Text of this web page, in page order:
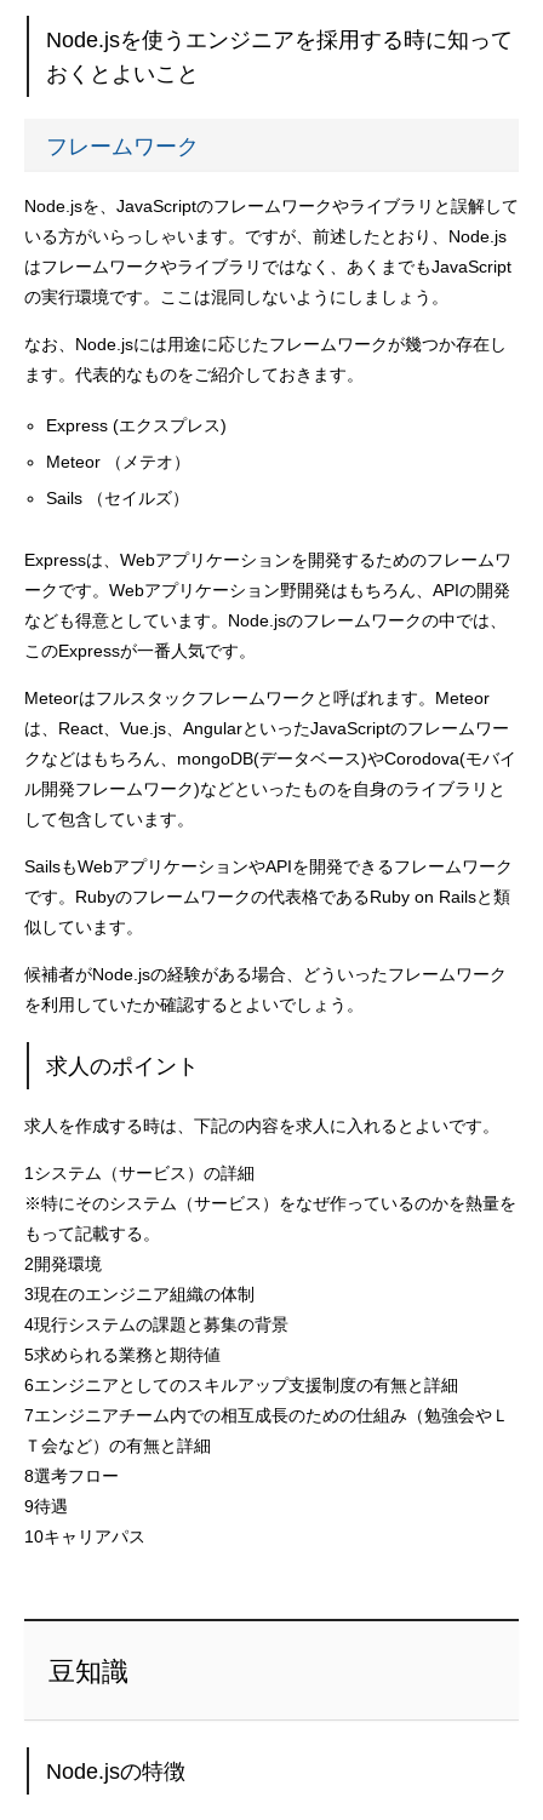
Node.jsを使うエンジニアを採用する時に知って
おくとよいこと
フレームワーク
Node.jsを、JavaScriptのフレームワークやライブラリと誤解して
いる方がいらっしゃいます。ですが、前述したとおり、Node.js
はフレームワークやライブラリではなく、あくまでもJavaScript
の実行環境です。ここは混同しないようにしましょう。
なお、Node.jsには用途に応じたフレームワークが幾つか存在し
ます。代表的なものをご紹介しておきます。
Express (エクスプレス)
Meteor （メテオ）
Sails （セイルズ）
Expressは、Webアプリケーションを開発するためのフレームワ
ークです。Webアプリケーション野開発はもちろん、APIの開発
なども得意としています。Node.jsのフレームワークの中では、
このExpressが一番人気です。
Meteorはフルスタックフレームワークと呼ばれます。Meteor
は、React、Vue.js、AngularといったJavaScriptのフレームワー
クなどはもちろん、mongoDB(データベース)やCorodova(モバイ
ル開発フレームワーク)などといったものを自身のライブラリと
して包含しています。
SailsもWebアプリケーションやAPIを開発できるフレームワーク
です。Rubyのフレームワークの代表格であるRuby on Railsと類
似しています。
候補者がNode.jsの経験がある場合、どういったフレームワーク
を利用していたか確認するとよいでしょう。
求人のポイント
求人を作成する時は、下記の内容を求人に入れるとよいです。
1システム（サービス）の詳細
※特にそのシステム（サービス）をなぜ作っているのかを熱量を
もって記載する。
2開発環境
3現在のエンジニア組織の体制
4現行システムの課題と募集の背景
5求められる業務と期待値
6エンジニアとしてのスキルアップ支援制度の有無と詳細
7エンジニアチーム内での相互成長のための仕組み（勉強会やＬ
Ｔ会など）の有無と詳細
8選考フロー
9待遇
10キャリアパス
豆知識
Node.jsの特徴